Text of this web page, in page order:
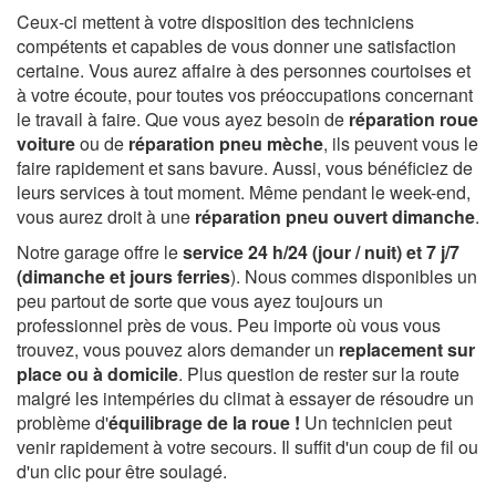
Ceux-ci mettent à votre disposition des techniciens
compétents et capables de vous donner une satisfaction
certaine. Vous aurez affaire à des personnes courtoises et
à votre écoute, pour toutes vos préoccupations concernant
le travail à faire. Que vous ayez besoin de réparation roue
voitureou de réparation pneu mèche, ils peuvent vous le
faire rapidement et sans bavure. Aussi, vous bénéficiez de
leurs services à tout moment. Même pendant le week-end,
vous aurez droit à une réparation pneu ouvert dimanche.
Notre garage offre leservice 24 h/24 (jour / nuit) et 7 j/7
(dimanche et jours ferries). Nous commes disponibles un
peu partout de sorte que vous ayez toujours un
professionnel près de vous. Peu importe où vous vous
trouvez, vous pouvez alors demander un replacement sur
place ou à domicile. Plus question de rester sur la route
malgré les intempéries du climat à essayer de résoudre un
problème d'équilibrage de la roue ! Un technicien peut
venir rapidement à votre secours. Il suffit d'un coup de fil ou
d'un clic pour être soulagé.